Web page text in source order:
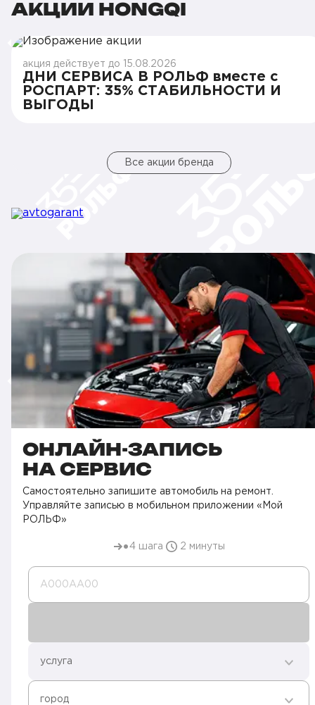
АКЦИИ HONGQI
акция действует до 15.08.2026
ДНИ СЕРВИСА В РОЛЬФ вместе с
РОСПАРТ: 35% СТАБИЛЬНОСТИ И
ВЫГОДЫ
Все акции бренда
ОНЛАЙН-ЗАПИСЬ
НА СЕРВИС
Самостоятельно запишите автомобиль на ремонт.
Управляйте записью в мобильном приложении «Мой
РОЛЬФ»
4 шага 2 минуты
А000AA00
услуга
город